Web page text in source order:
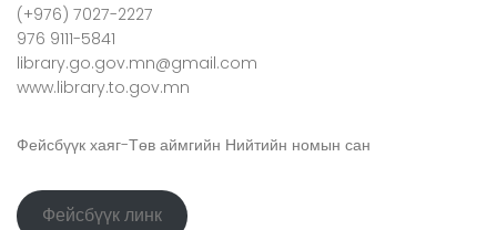
(+976) 7027-2227
976 9111-5841
library.go.gov.mn@gmail.com
www.library.to.gov.mn
Фейсбүүк хаяг-Төв аймгийн Нийтийн номын сан
Фейсбүүк линк